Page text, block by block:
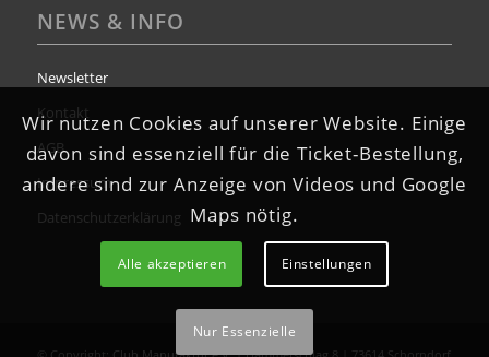
NEWS & INFO
Newsletter
Kontakt
AGB
Impressum
Datenschutzerklärung
Wir nutzen Cookies auf unserer Website. Einige
davon sind essenziell für die Ticket-Bestellung,
andere sind zur Anzeige von Videos und Google
Maps nötig.
Alle akzeptieren Einstellungen
Nur Essenzielle